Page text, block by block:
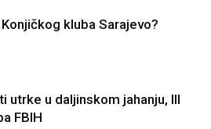
kluba Sarajevo?
utrke u daljinskom jahanju, III
FBIH